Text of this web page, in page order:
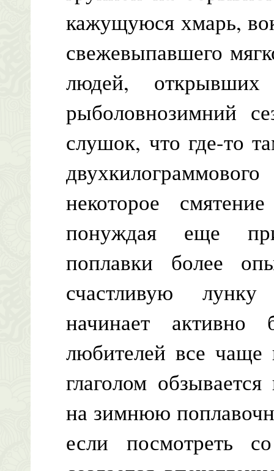
кажущуюся хмарь,
свежевыпавшего
людей, открывших
рыболовнозимний
слушок, что где-то
некоторое
понуждая еще
поплавки более
счастливую
начинает активно
любителей все
глаголом
на зимнюю
если посмотреть